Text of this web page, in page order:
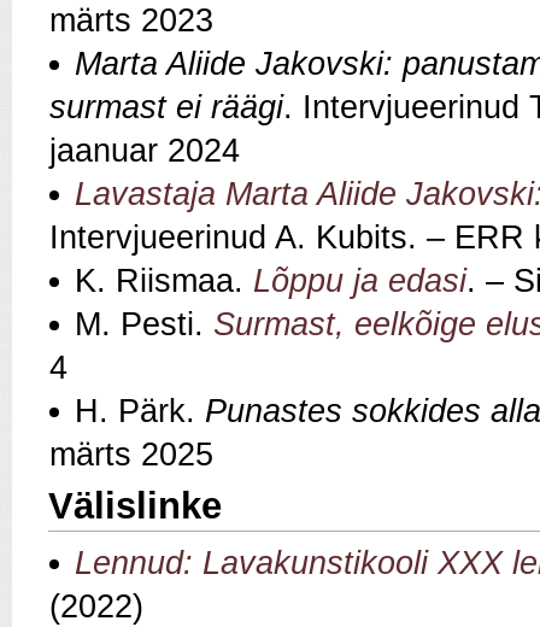
märts 2023
Marta Aliide Jakovski:
surmast ei räägi. Intervjueerinud
jaanuar 2024
Lavastaja Marta Aliide
Intervjueerinud A. Kubits. –
K. Riismaa. Lõppu ja edasi. –
M. Pesti. Surmast, eelkõige
4
H. Pärk. Punastes sokkides
märts 2025
Välislinke
Lennud: Lavakunstikooli XXX
(2022)